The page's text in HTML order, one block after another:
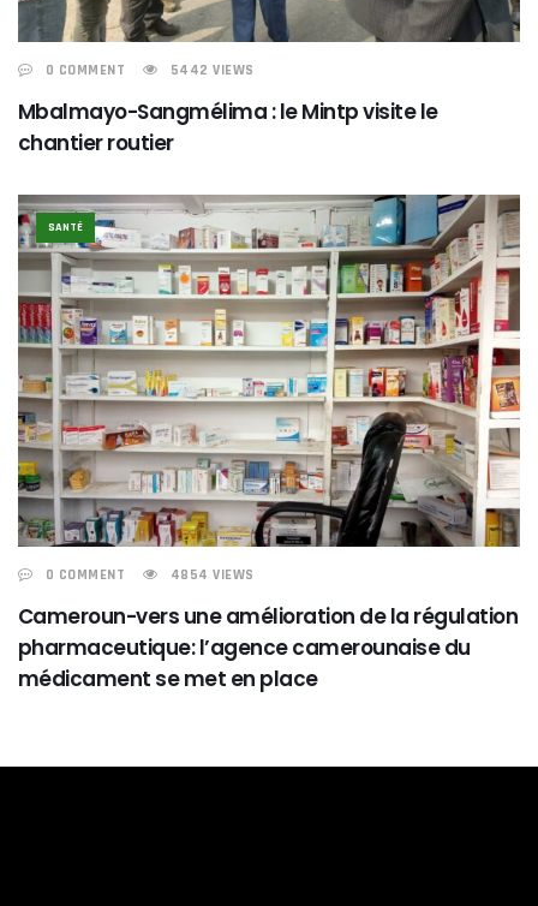
0 COMMENT 5442 VIEWS
Mbalmayo-Sangmélima : le Mintp visite le
chantier routier
SANTÉ
0 COMMENT 4854 VIEWS
Cameroun-vers une amélioration de la régulation
pharmaceutique: l’agence camerounaise du
médicament se met en place